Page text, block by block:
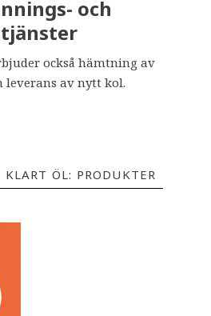
och
också hämtning av
av nytt kol.
ÖL: PRODUKTER